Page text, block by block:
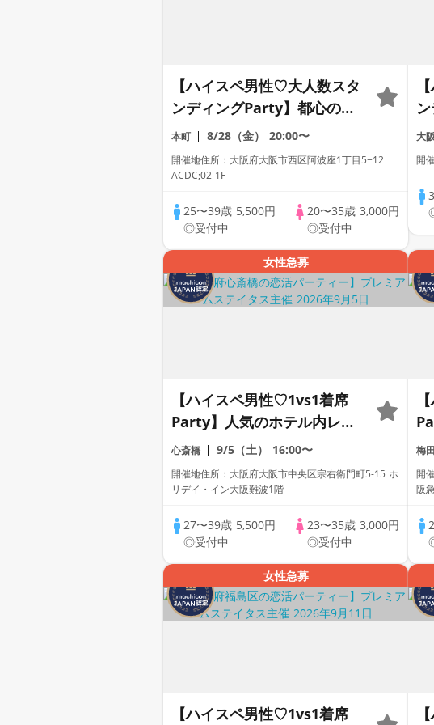
【ハイスペ男性♡大人数スタ
ンディングParty】都心のリ
ゾートカフェDining♡【男性
ドレスコード有り♡資格証
100%確認】ドリンク飲み放
万人突破☆プレミアムステイ
タス】
本町 8/28（金） 20:00〜
開催地住所：大阪府大阪市西区阿波座1丁目5−12
ACDC;02 1F
25〜39歳 5,500円
◎受付中
20〜35歳 3,000円
◎受付中
♡
♡
大
開
女性急募
【ハイスペ男性♡1vs1着席
Party】人気のホテル内レス
トランで開催♡【男性ドレス
コード有り♡資格証100%確
認】ドリンク飲み放題【毎週
110万人突破☆プレミアムス
テイタス♡
心斎橋 9/5（土） 16:00〜
開催地住所：大阪府大阪市中央区宗右衛門町5-15 ホ
リデイ・イン大阪難波1階
27〜39歳 5,500円
◎受付中
23〜35歳 3,000円
◎受付中
認
梅田
開
阪
女性急募
【ハイスペ男性♡1vs1着席